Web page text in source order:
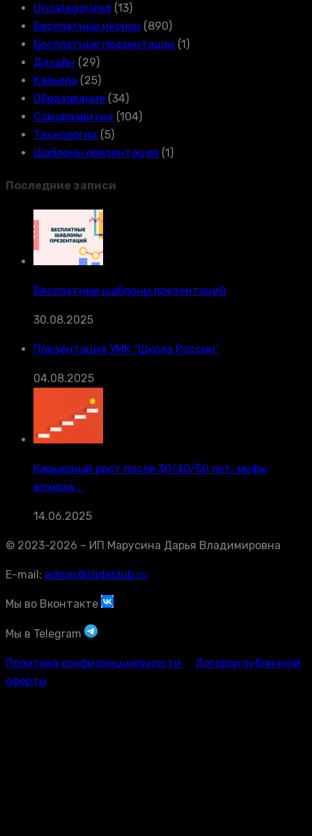
Uncategorized (13)
Бесплатные иконки (890)
Бесплатные презентации (1)
Дизайн (29)
Карьера (25)
Образование (34)
Саморазвитие (104)
Технологии (5)
Шаблоны презентаций (1)
Последние записи
Бесплатные шаблоны презентаций
30.08.2025
Презентация УМК “Школа России”
04.08.2025
Карьерный рост после 30/40/50 лет: мифы,
возмож...
14.06.2025
© 2023-2026 – ИП Марусина Дарья Владимировна
E-mail: admin@slideclub.ru
Мы во Вконтакте
Мы в Telegram
Политика конфиденциальности
Договор публичной
оферты